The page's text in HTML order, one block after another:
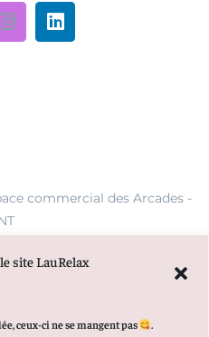
site LauRelax
ceux-ci ne se mangent pas .
commercial des Arcades -